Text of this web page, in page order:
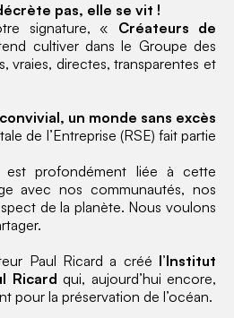
pas, elle se vit !
signature, « Créateurs de
cultiver dans le Groupe des
vraies, directes, transparentes et
un monde sans excès
de l’Entreprise (RSE) fait partie
profondément liée à cette
avec nos communautés, nos
de la planète. Nous voulons
Paul Ricard a créé l’Institut
Ricard qui, aujourd’hui encore,
pour la préservation de l’océan.